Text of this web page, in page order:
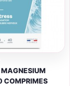
COMPRIMES